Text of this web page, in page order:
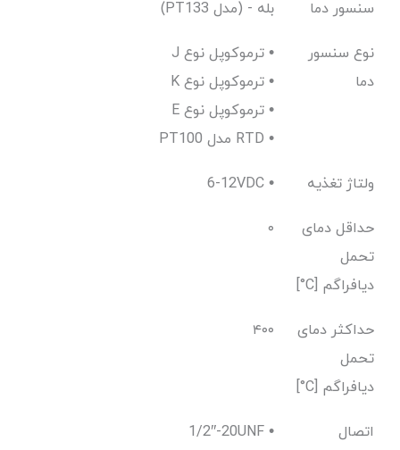
سنسور دما (PT133 مدل) - بله
نوع سنسور
دما
J ترموکوپل نوع •
K ترموکوپل نوع •
E ترموکوپل نوع •
PT100 مدل RTD •
ولتاژ تغذیه 6-12VDC •
حداقل دمای
تحمل
دیافراگم [C°]
۰
حداکثر دمای
تحمل
دیافراگم [C°]
۴۰۰
اتصال
1/2″-20UNF •